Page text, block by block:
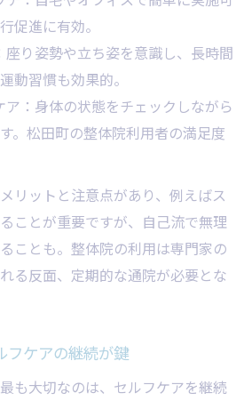
促進に有効。
座り姿勢や立ち姿を意識し、長時間
動習慣も効果的。
：身体の状態をチェックしながら
。松田町の整体院利用者の満足度
リットと注意点があり、例えばス
ことが重要ですが、自己流で無理
ことも。整体院の利用は専門家の
る反面、定期的な通院が必要とな
フケアの継続が鍵
も大切なのは、セルフケアを継続